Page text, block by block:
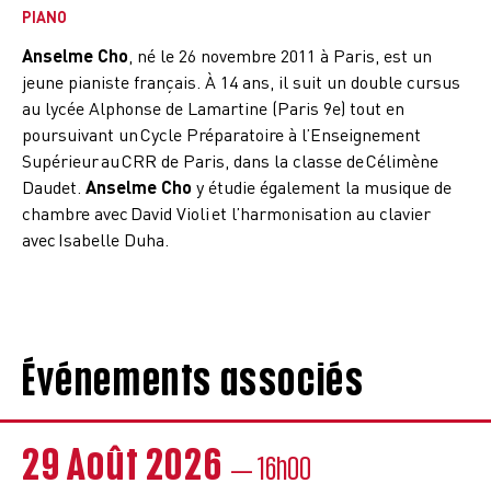
PIANO
Anselme Cho , né le 26 novembre 2011 à Paris, est un
jeune pianiste français. À 14 ans, il suit un double cursus
au lycée Alphonse de Lamartine (Paris 9e) tout en
poursuivant un Cycle Préparatoire à l’Enseignement
Supérieur au CRR de Paris, dans la classe de Célimène
Daudet. Anselme Cho y étudie également la musique de
chambre avec David Violi et l’harmonisation au clavier
avec Isabelle Duha.
Événements associés
29 Août 2026 — 16h00